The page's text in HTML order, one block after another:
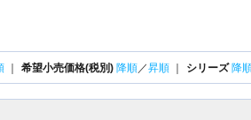
｜ 希望小売価格(税別) 降順 ／昇順 ｜ シリーズ 降